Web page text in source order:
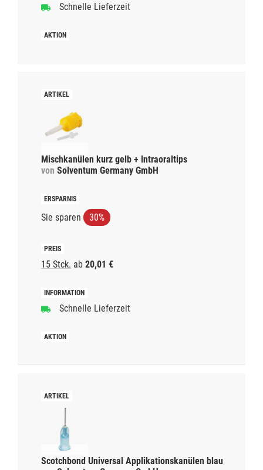
Schnelle Lieferzeit
Mischkanülen kurz gelb + Intraoraltips
von Solventum Germany GmbH
Sie sparen 30%
15 Stck. ab 20,01 €
Schnelle Lieferzeit
Scotchbond Universal Applikationskanülen blau